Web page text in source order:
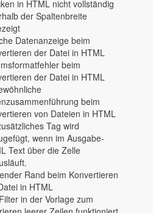
in HTML nicht vollständig
der Spaltenbreite
Datenanzeige beim
der Datei in HTML
beim
der Datei in HTML
beim
von Dateien in HTML
Tag wird
wenn im Ausgabe-
Text über die Zelle
Rand beim Konvertieren
in HTML
in der Vorlage zum